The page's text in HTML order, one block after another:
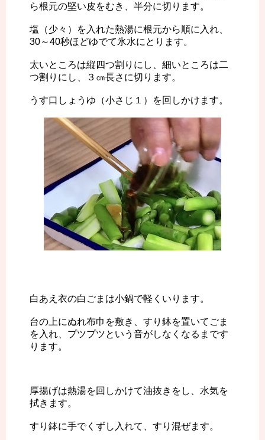
ら根元の堅い皮をむき、半分に切ります。
塩（少々）を入れた熱湯に根元から順に入れ、
30～40秒ほどゆでて氷水にとります。
太いところは縦四つ割りにし、細いところは二
つ割りにし、３㎝長さに切ります。
うす口しょうゆ（小さじ１）を回しかけます。
白あえ衣の白ごまは小鍋で軽くいります。
台の上にぬれ布巾を敷き、すり鉢を置いてごま
を入れ、プツプツという音がしなくなるまです
ります。
厚揚げは熱湯を回しかけて油抜きをし、水気を
拭きます。
すり鉢に手でくずし入れて、すり混ぜます。